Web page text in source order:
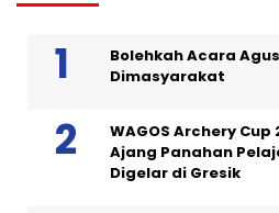
Bolehkah Acara
Dimasyarakat
WAGOS Archery
Ajang Panahan
Digelar di Gresik